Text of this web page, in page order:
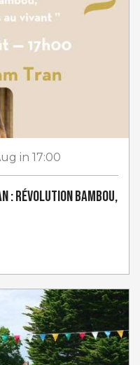
in 17:00
: Révolution Bambou,